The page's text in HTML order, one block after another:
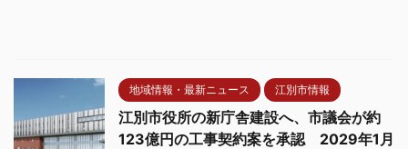
地域情報・最新ニュース 江別市情報
江別市役所の新庁舎建設へ、市議会が約
123億円の工事契約案を承認 2029年1月